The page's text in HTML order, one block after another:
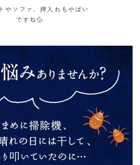
やソファ、押入れもやばい
ですね💦